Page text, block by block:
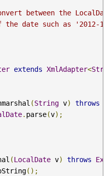
between the
date such as '2012-
extends XmlAdapter<
(String v) throws
. parse(v);
(LocalDate v) throws
();